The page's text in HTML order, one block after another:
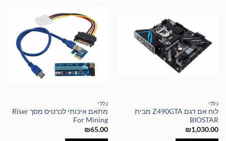
כללי
לוח אם דגם Z490GTA מבית
BIOSTAR
₪1,030.00
כללי
מתאם איכותי לכרטיס מסך Riser
For Mining
₪65.00